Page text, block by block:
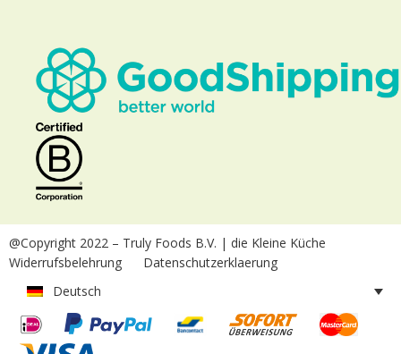
@Copyright 2022 – Truly Foods B.V. | die Kleine Küche
Widerrufsbelehrung
Datenschutzerklaerung
Deutsch